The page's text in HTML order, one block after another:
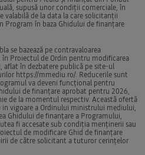
supusă unor condiții comerciale, în
de la data la care solicitanții
Program în baza Ghidului de finanțare
se bazează pe contravaloarea
Proiectul de Ordin pentru modificarea
aflat în dezbatere publică pe site-ul
https://mmediu.ro/. Reducerile sunt
va deveni funcțional pentru
de finanțare aprobat pentru 2026,
de la momentul respectiv. Această ofertă
vigoare a Ordinului ministrului mediului,
Ghidului de finanțare a Programului,
fi accesate sub condiția menținerii sau
de modificare Ghid de finanțare
de către solicitant a tuturor cerințelor